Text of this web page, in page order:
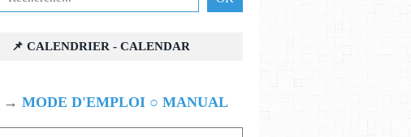
📌 CALENDRIER - CALENDAR
→ MODE D'EMPLOI ○ MANUAL